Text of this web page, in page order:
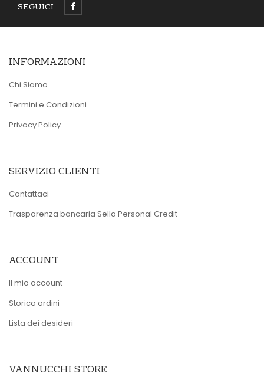
SEGUICI
INFORMAZIONI
Chi Siamo
Termini e Condizioni
Privacy Policy
SERVIZIO CLIENTI
Contattaci
Trasparenza bancaria Sella Personal Credit
ACCOUNT
Il mio account
Storico ordini
Lista dei desideri
VANNUCCHI STORE